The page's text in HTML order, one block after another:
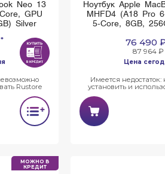
Neo 13
GPU
Silver
*
Rustore
Ноутбук Apple
MHFD4 (A18 Pro
5-Core, 8GB,
76 490
87 964 ₽
Цена
Имеется
установить и
МОЖНО В
КРЕДИТ